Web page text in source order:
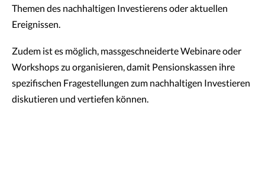
Themen des nachhaltigen Investierens oder aktuellen
Ereignissen.
Zudem ist es möglich, massgeschneiderte Webinare oder
Workshops zu organisieren, damit Pensionskassen ihre
spezifischen Fragestellungen zum nachhaltigen Investieren
diskutieren und vertiefen können.